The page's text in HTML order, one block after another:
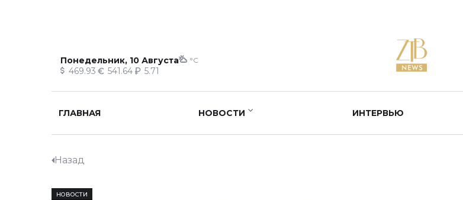
Понедельник, 10 Августа °C
469.93 541.64 5.71
ГЛАВНАЯ НОВОСТИ ИНТЕРВЬЮ
Назад
НОВОСТИ